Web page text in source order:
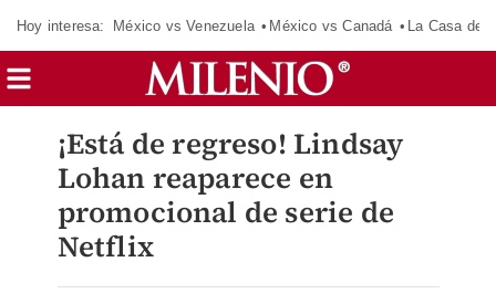
Hoy interesa: México vs Venezuela México vs Canadá La Casa de
¡Está de regreso! Lindsay
Lohan reaparece en
promocional de serie de
Netflix